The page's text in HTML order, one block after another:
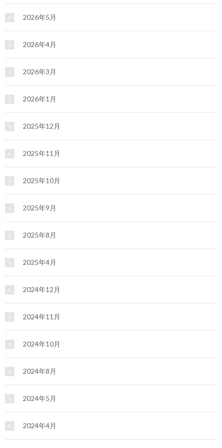
2026年5月
2026年4月
2026年3月
2026年1月
2025年12月
2025年11月
2025年10月
2025年9月
2025年8月
2025年4月
2024年12月
2024年11月
2024年10月
2024年8月
2024年5月
2024年4月